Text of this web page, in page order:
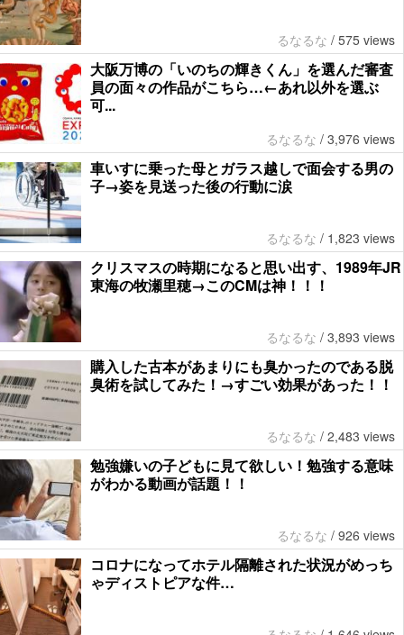
るなるな / 575 views
大阪万博の「いのちの輝きくん」を選んだ審査
員の面々の作品がこちら…←あれ以外を選ぶ
可...
るなるな / 3,976 views
車いすに乗った母とガラス越しで面会する男の
子→姿を見送った後の行動に涙
るなるな / 1,823 views
クリスマスの時期になると思い出す、1989年JR
東海の牧瀬里穂→このCMは神！！！
るなるな / 3,893 views
購入した古本があまりにも臭かったのである脱
臭術を試してみた！→すごい効果があった！！
るなるな / 2,483 views
勉強嫌いの子どもに見て欲しい！勉強する意味
がわかる動画が話題！！
るなるな / 926 views
コロナになってホテル隔離された状況がめっち
ゃディストピアな件…